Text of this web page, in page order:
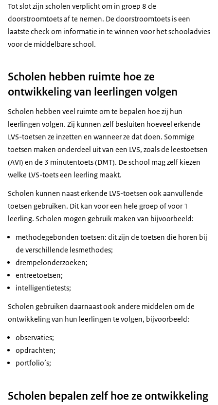
Tot slot zijn scholen verplicht om in groep 8 de
doorstroomtoets af te nemen. De doorstroomtoets is een
laatste check om informatie in te winnen voor het schooladvies
voor de middelbare school.
Scholen hebben ruimte hoe ze
ontwikkeling van leerlingen volgen
Scholen hebben veel ruimte om te bepalen hoe zij hun
leerlingen volgen. Zij kunnen zelf besluiten hoeveel erkende
LVS-toetsen ze inzetten en wanneer ze dat doen. Sommige
toetsen maken onderdeel uit van een LVS, zoals de leestoetsen
(AVI) en de 3 minutentoets (DMT). De school mag zelf kiezen
welke LVS-toets een leerling maakt.
Scholen kunnen naast erkende LVS-toetsen ook aanvullende
toetsen gebruiken. Dit kan voor een hele groep of voor 1
leerling. Scholen mogen gebruik maken van bijvoorbeeld:
methodegebonden toetsen: dit zijn de toetsen die horen bij
de verschillende lesmethodes;
drempelonderzoeken;
entreetoetsen;
intelligentietests;
Scholen gebruiken daarnaast ook andere middelen om de
ontwikkeling van hun leerlingen te volgen, bijvoorbeeld:
observaties;
opdrachten;
portfolio’s;
Scholen bepalen zelf hoe ze ontwikkeling